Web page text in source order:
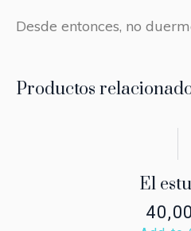
Desde entonces, no
Productos
El
40,00